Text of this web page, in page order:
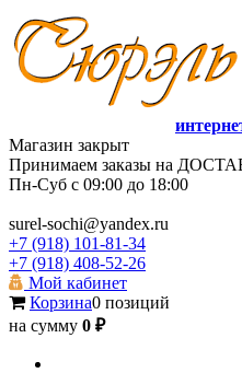
Магазин закрыт
Принимаем заказы на
Пн-Суб с 09:00 до 18:00
surel-sochi@yandex.ru
+7 (918) 101-81-34
+7 (918) 408-52-26
Мой кабинет
Корзина0 позиций
на сумму 0 ₽